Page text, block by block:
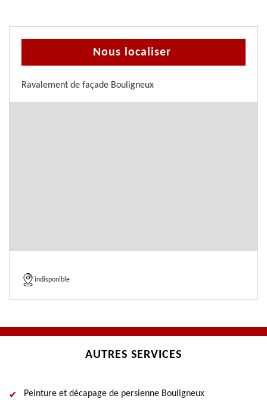
Nous localiser
Ravalement de façade Bouligneux
indisponible
AUTRES SERVICES
Peinture et décapage de persienne Bouligneux